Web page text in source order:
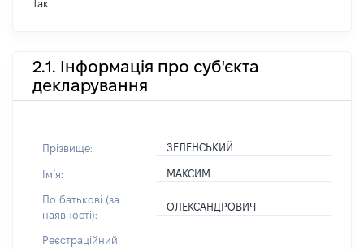
Так
2.1. Інформація про суб'єкта
декларування
Прізвище: ЗЕЛЕНСЬКИЙ
Імʼя: МАКСИМ
По батькові (за
наявності):
ОЛЕКСАНДРОВИЧ
Реєстраційний